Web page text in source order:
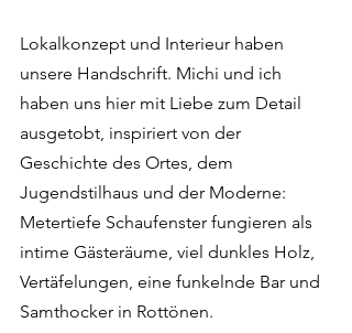
Lokalkonzept und Interieur haben
unsere Handschrift. Michi und ich
haben uns hier mit Liebe zum Detail
ausgetobt, inspiriert von der
Geschichte des Ortes, dem
Jugendstilhaus und der Moderne:
Metertiefe Schaufenster fungieren als
intime Gästeräume, viel dunkles Holz,
Vertäfelungen, eine funkelnde Bar und
Samthocker in Rottönen.